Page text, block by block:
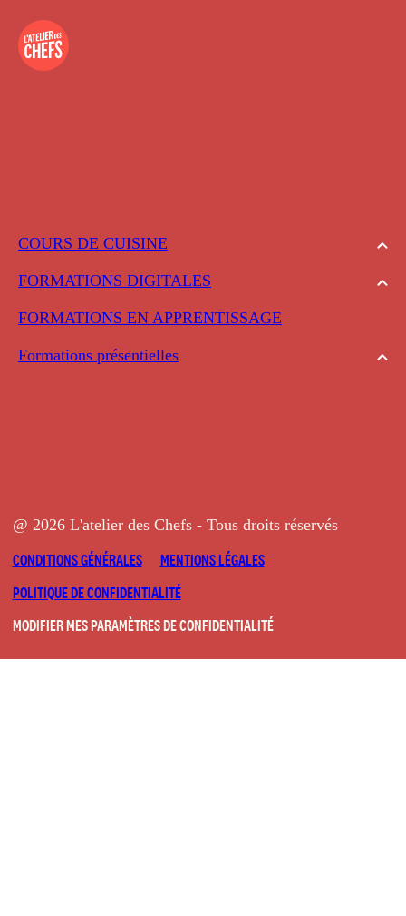
COURS DE CUISINE
FORMATIONS DIGITALES
FORMATIONS EN APPRENTISSAGE
Formations présentielles
@ 2026 L'atelier des Chefs - Tous droits réservés
CONDITIONS GÉNÉRALES
MENTIONS LÉGALES
POLITIQUE DE CONFIDENTIALITÉ
MODIFIER MES PARAMÈTRES DE CONFIDENTIALITÉ